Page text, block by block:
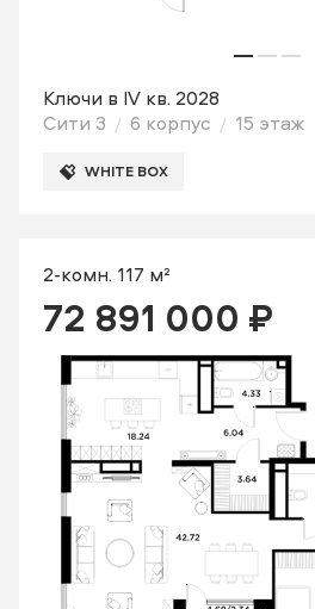
Ключи в IV кв. 2028
Сити 3
6 корпус 15 этаж
WHITE BOX
2-комн. 117 м²
72 891 000 ₽